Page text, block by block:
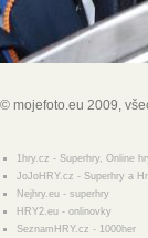
© mojefoto.eu 2009,
1hry.cz - Superhry, Online
JoJoHRY.cz - Superhry a
Nejhry.eu - superhry
HRY2.eu - onlinovky
SeznamHRY.cz - 1000her